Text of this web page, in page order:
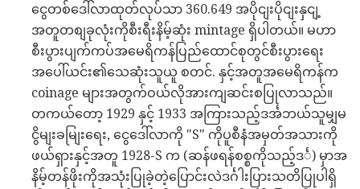
ငွေတစ်ဒေါ်လာထုတ်လုပ်သာ 360.649 အပိုငျးပိုငျးနှငျ့
အတူတစျခုလုံးကိုစီးရီးနိမ့်ဆုံး mintage ရှိပါတယ်။ မဟာ
စီးပွားပျက်ကပ်အမေရိကန်ပြည်ထောင်စုတွင်စီးပွားရေး
အပေါ်ယင်း၏သေဆုံးသူယူ စတင်. နှင့်အတူအမေရိကန်က
coinage များအတွက်ဝယ်လိုအားကျဆင်းစပြုလာသည်။
တကယ်တော့ 1929 နှင့် 1933 အကြားသည့်ဒင်္အဘယ်သူမျှမ
ငွိမျးခမျြးရေး, ငွေဒေါ်လာကို "S" ကိုပူစီနံအမှတ်အသားကို
ဖယ်ရှားနှင့်အတူ 1928-S က (ဆန်ဖရန်စစ္စကိုသည့်ဒင်္) မှာအ
နိမ့်တန်ဖိုးကိုအသုံးပြုခဲ့တဲ့ပြောင်းလဲဒင်္ဂါးပြားသတိပြုပါရှိ